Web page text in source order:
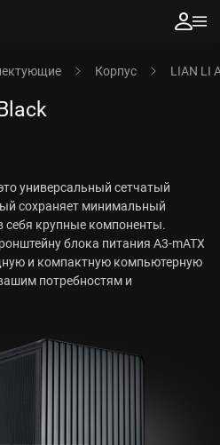
Корпус LIAN LI
универсальный сетчатый
сохраняет минимальный
себя крупные компоненты.
блока питания A3-mATX
и компактную компьютерную
потребностям и